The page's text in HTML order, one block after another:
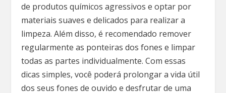
de produtos químicos agressivos e optar por
materiais suaves e delicados para realizar a
limpeza. Além disso, é recomendado remover
regularmente as ponteiras dos fones e limpar
todas as partes individualmente. Com essas
dicas simples, você poderá prolongar a vida útil
dos seus fones de ouvido e desfrutar de uma